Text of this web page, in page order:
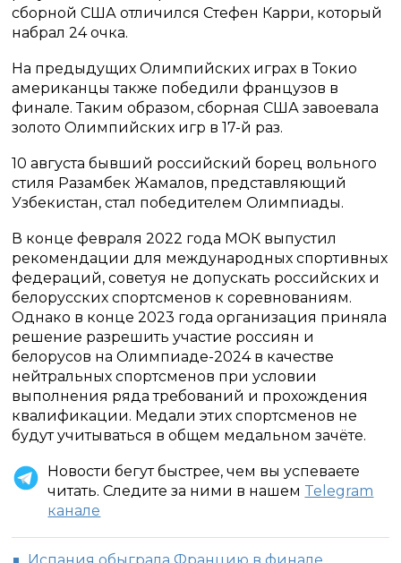
сборной США отличился Стефен Карри, который
набрал 24 очка.
На предыдущих Олимпийских играх в Токио
американцы также победили французов в
финале. Таким образом, сборная США завоевала
золото Олимпийских игр в 17-й раз.
10 августа бывший российский борец вольного
стиля Разамбек Жамалов, представляющий
Узбекистан, стал победителем Олимпиады.
В конце февраля 2022 года МОК выпустил
рекомендации для международных спортивных
федераций, советуя не допускать российских и
белорусских спортсменов к соревнованиям.
Однако в конце 2023 года организация приняла
решение разрешить участие россиян и
белорусов на Олимпиаде-2024 в качестве
нейтральных спортсменов при условии
выполнения ряда требований и прохождения
квалификации. Медали этих спортсменов не
будут учитываться в общем медальном зачёте.
Новости бегут быстрее, чем вы успеваете
читать. Следите за ними в нашем Telegram
канале